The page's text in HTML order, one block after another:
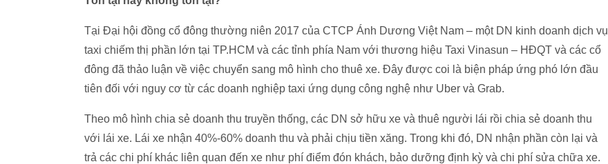
Tại Đại hội đồng cổ đông thường niên 2017 của CTCP Ánh Dương Việt Nam – một DN kinh doanh dịch vụ
taxi chiếm thị phần lớn tại TP.HCM và các tỉnh phía Nam với thương hiệu Taxi Vinasun – HĐQT và các cổ
đông đã thảo luận về việc chuyển sang mô hình cho thuê xe. Đây được coi là biện pháp ứng phó lớn đầu
tiên đối với nguy cơ từ các doanh nghiệp taxi ứng dụng công nghệ như Uber và Grab.
Theo mô hình chia sẻ doanh thu truyền thống, các DN sở hữu xe và thuê người lái rồi chia sẻ doanh thu
với lái xe. Lái xe nhận 40%-60% doanh thu và phải chịu tiền xăng. Trong khi đó, DN nhận phần còn lại và
trả các chi phí khác liên quan đến xe như phí điểm đón khách, bảo dưỡng định kỳ và chi phí sửa chữa xe.